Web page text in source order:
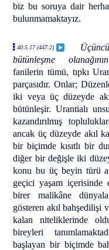
biz bu soruya dair
bulunmamaktayız.
40:5.17 (447.2)
bütünleşme
fanilerin tümü, tıpkı
parçasıdır. Onlar;
iki veya üç düzeyde
bütünleşir. Urantialı
kazandırılmış
ancak üç düzeyde akıl
bir biçimde kısıtlı bir
diğer bir değişle iki
konu bu üç beyin türü
geçici yaşam
birer malikâne
gösteren akıl bahşedilişi
kalan niteliklerinde
bireyleri
başlayan bir biçimde